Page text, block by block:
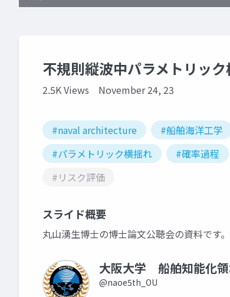
不規則縦波中パラメトリッ
2.5K Views November 24, 23
#naval architecture #船舶海洋工学
#パラメトリック横揺れ
#確率過程
#リスク評価
スライド概要
丸山湧生博士の博士論文公聴会の資料です。
大阪大学 船舶知能化
@naoe5th_OU